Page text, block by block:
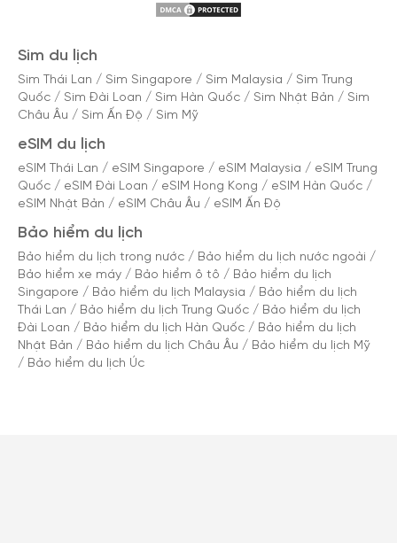
Sim du lịch
Sim Thái Lan / Sim Singapore / Sim Malaysia / Sim Trung
Quốc / Sim Đài Loan / Sim Hàn Quốc / Sim Nhật Bản / Sim
Châu Âu / Sim Ấn Độ / Sim Mỹ
eSIM du lịch
eSIM Thái Lan / eSIM Singapore / eSIM Malaysia / eSIM Trung
Quốc / eSIM Đài Loan / eSIM Hong Kong / eSIM Hàn Quốc /
eSIM Nhật Bản / eSIM Châu Âu / eSIM Ấn Độ
Bảo hiểm du lịch
Bảo hiểm du lịch trong nước / Bảo hiểm du lịch nước ngoài /
Bảo hiểm xe máy / Bảo hiểm ô tô / Bảo hiểm du lịch
Singapore / Bảo hiểm du lịch Malaysia / Bảo hiểm du lịch
Thái Lan / Bảo hiểm du lịch Trung Quốc / Bảo hiểm du lịch
Đài Loan / Bảo hiểm du lịch Hàn Quốc / Bảo hiểm du lịch
Nhật Bản / Bảo hiểm du lịch Châu Âu / Bảo hiểm du lịch Mỹ
/ Bảo hiểm du lịch Úc